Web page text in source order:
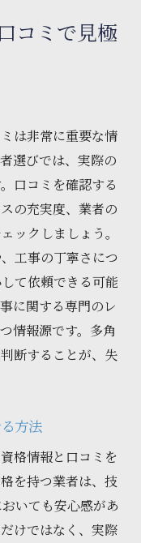
コミで見極
は非常に重要な情
選びでは、実際の
口コミを確認する
の充実度、業者の
ックしましょう。
工事の丁寧さにつ
て依頼できる可能
に関する専門のレ
情報源です。多角
断することが、失
方法
格情報と口コミを
を持つ業者は、技
いても安心感があ
けではなく、実際